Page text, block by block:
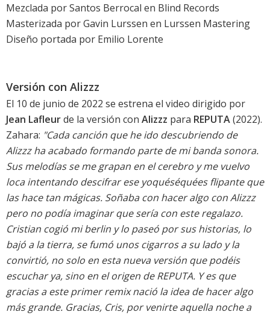
Mezclada por Santos Berrocal en Blind Records
Masterizada por Gavin Lurssen en Lurssen Mastering
Diseño portada por Emilio Lorente
Versión con Alizzz
El 10 de junio de 2022 se estrena el video dirigido por
Jean Lafleurde la versión con Alizzz para REPUTA(2022).
Zahara: "Cada canción que he ido descubriendo de
Alizzz ha acabado formando parte de mi banda sonora.
Sus melodías se me grapan en el cerebro y me vuelvo
loca intentando descifrar ese yoquéséquées flipante que
las hace tan mágicas. Soñaba con hacer algo con Alizzz
pero no podía imaginar que sería con este regalazo.
Cristian cogió mi berlin y lo paseó por sus historias, lo
bajó a la tierra, se fumó unos cigarros a su lado y la
convirtió, no solo en esta nueva versión que podéis
escuchar ya, sino en el origen deREPUTA. Y es que
gracias a este primer remix nació la idea de hacer algo
más grande. Gracias, Cris, por venirte aquella noche a